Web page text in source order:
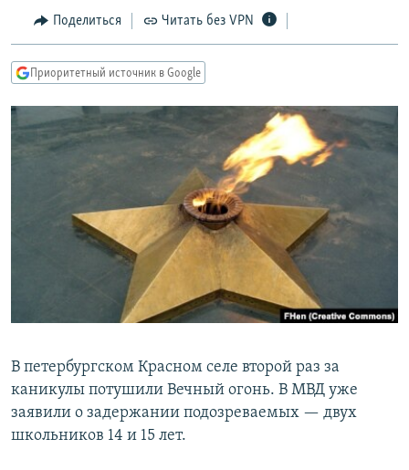
Вернутся
поиску
КУЛЬТУРА
КАВКАЗ.РЕАЛИИ
СЕВЕР.РЕАЛИИ
СИБИРЬ.РЕАЛИИ
РАСПИСАНИЕ ВЕЩАНИЯ
ПОДПИШИТЕСЬ НА РАССЫЛКУ
Все сайты РСЕ/РС
Поделиться Читать без VPN
Приоритетный источник в Google
В петербургском Красном селе второй раз за
каникулы потушили Вечный огонь. В МВД уже
заявили о задержании подозреваемых — двух
школьников 14 и 15 лет.